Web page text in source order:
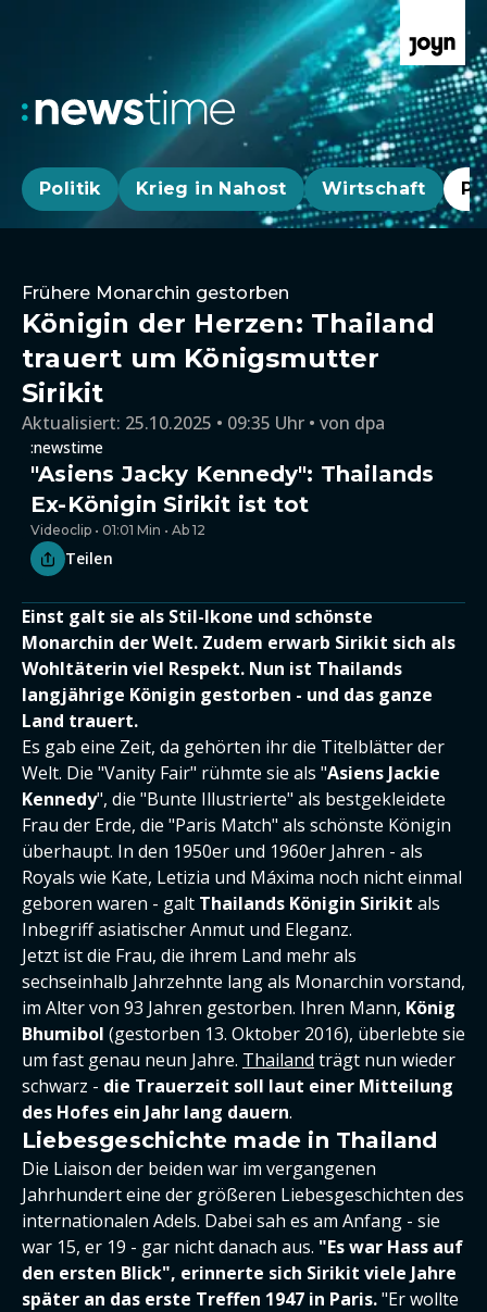
Politik Krieg in Nahost Wirtschaft
Frühere Monarchin gestorben
Königin der Herzen: Thailand
trauert um Königsmutter
Sirikit
Aktualisiert: 25.10.2025 • 09:35 Uhr von dpa
:newstime
"Asiens Jacky Kennedy": Thailands
Ex-Königin Sirikit ist tot
Videoclip • 01:01 Min • Ab 12
Teilen
Einst galt sie als Stil-Ikone und schönste
Monarchin der Welt. Zudem erwarb Sirikit sich als
Wohltäterin viel Respekt. Nun ist Thailands
langjährige Königin gestorben - und das ganze
Land trauert.
Es gab eine Zeit, da gehörten ihr die Titelblätter der
Welt. Die "Vanity Fair" rühmte sie als "Asiens Jackie
Kennedy", die "Bunte Illustrierte" als bestgekleidete
Frau der Erde, die "Paris Match" als schönste Königin
überhaupt. In den 1950er und 1960er Jahren - als
Royals wie Kate, Letizia und Máxima noch nicht einmal
geboren waren - galt Thailands Königin Sirikit als
Inbegriff asiatischer Anmut und Eleganz.
Jetzt ist die Frau, die ihrem Land mehr als
sechseinhalb Jahrzehnte lang als Monarchin vorstand,
im Alter von 93 Jahren gestorben. Ihren Mann, König
Bhumibol (gestorben 13. Oktober 2016), überlebte sie
um fast genau neun Jahre. Thailand trägt nun wieder
schwarz - die Trauerzeit soll laut einer Mitteilung
des Hofes ein Jahr lang dauern.
Liebesgeschichte made in Thailand
Die Liaison der beiden war im vergangenen
Jahrhundert eine der größeren Liebesgeschichten des
internationalen Adels. Dabei sah es am Anfang - sie
war 15, er 19 - gar nicht danach aus. "Es war Hass auf
den ersten Blick", erinnerte sich Sirikit viele Jahre
später an das erste Treffen 1947 in Paris."Er wollte